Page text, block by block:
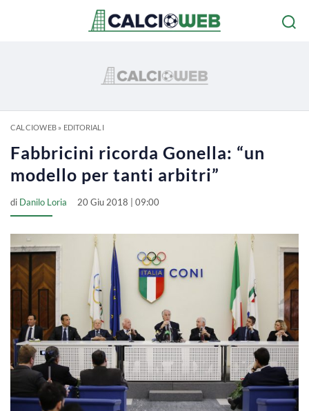
CALCIOWEB» EDITORIALI
Fabbricini ricorda Gonella: “un
modello per tanti arbitri”
di Danilo Loria 20 Giu 2018 | 09:00